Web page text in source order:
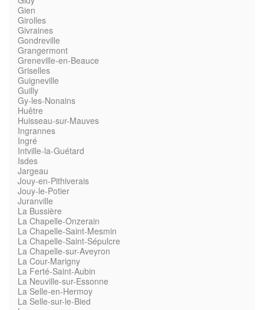
Gien
Girolles
Givraines
Gondreville
Grangermont
Greneville-en-Beauce
Griselles
Guigneville
Guilly
Gy-les-Nonains
Huêtre
Huisseau-sur-Mauves
Ingrannes
Ingré
Intville-la-Guétard
Isdes
Jargeau
Jouy-en-Pithiverais
Jouy-le-Potier
Juranville
La Bussière
La Chapelle-Onzerain
La Chapelle-Saint-Mesmin
La Chapelle-Saint-Sépulcre
La Chapelle-sur-Aveyron
La Cour-Marigny
La Ferté-Saint-Aubin
La Neuville-sur-Essonne
La Selle-en-Hermoy
La Selle-sur-le-Bied